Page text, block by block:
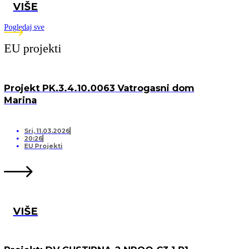
VIŠE
Pogledaj sve
EU projekti
Projekt PK.3.4.10.0063 Vatrogasni dom
Marina
Sri, 11.03.2026
20:26
EU Projekti
VIŠE